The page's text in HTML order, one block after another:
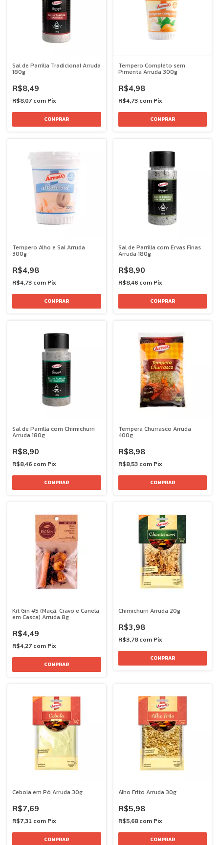
Sal de Parrilla Tradicional Arruda
180g
R$8,49
R$8,07 com Pix
Tempero Completo sem
Pimenta Arruda 300g
R$4,98
R$4,73 com Pix
Tempero Alho e Sal Arruda
300g
R$4,98
R$4,73 com Pix
Sal de Parrilla com Ervas Finas
Arruda 180g
R$8,90
R$8,46 com Pix
Sal de Parrilla com Chimichurri
Arruda 180g
R$8,90
R$8,46 com Pix
Tempera Churrasco Arruda
400g
R$8,98
R$8,53 com Pix
Kit Gin #5 (Maçã, Cravo e Canela
em Casca) Arruda 8g
R$4,49
R$4,27 com Pix
Chimichurri Arruda 20g
R$3,98
R$3,78 com Pix
Cebola em Pó Arruda 30g
R$7,69
R$7,31 com Pix
Alho Frito Arruda 30g
R$5,98
R$5,68 com Pix